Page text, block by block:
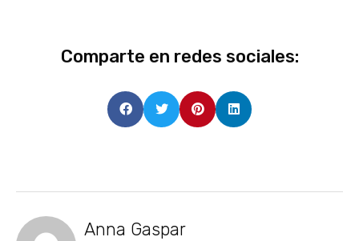
Comparte en redes sociales:
Anna Gaspar